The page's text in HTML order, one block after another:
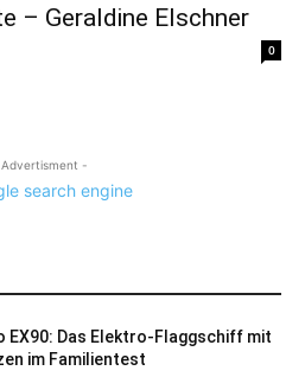
– Geraldine Elschner
0
-
EX90: Das Elektro-Flaggschiff mit
im Familientest